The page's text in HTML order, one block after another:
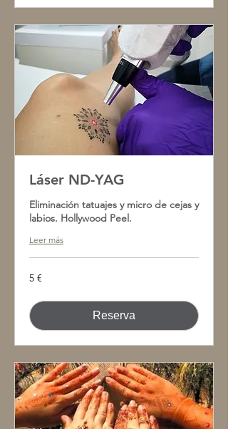
Láser ND-YAG
Eliminación tatuajes y micro de cejas y
labios. Hollywood Peel.
Leer más
5
euros
5 €
Reserva